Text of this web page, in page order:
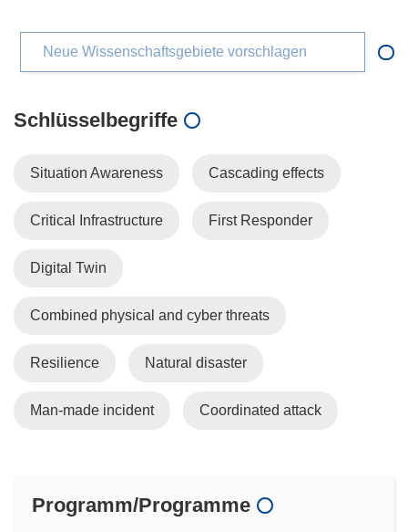
Neue Wissenschaftsgebiete vorschlagen
Schlüsselbegriffe
Situation Awareness Cascading effects
Critical Infrastructure First Responder
Digital Twin
Combined physical and cyber threats
Resilience Natural disaster
Man-made incident Coordinated attack
Programm/Programme